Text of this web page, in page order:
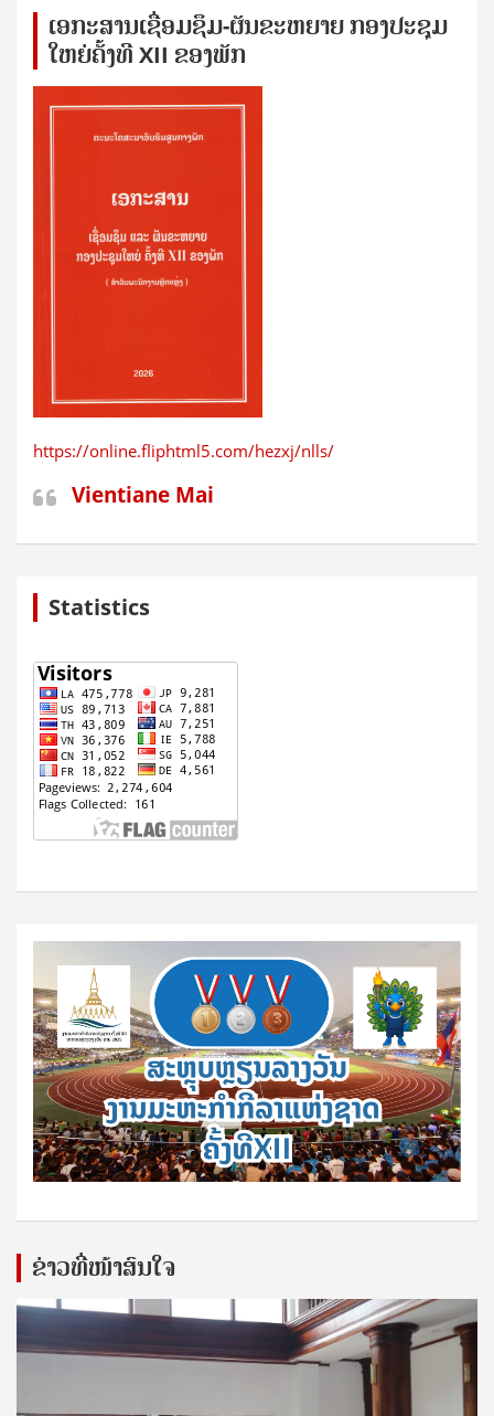
ເອກ​ະ​ສານ​ເຊ​ື່ອມ​ຊ​ຶມ-ຜັນ​ຂະ​ຫ​ຍາຍ ກອງ​ປະ​ຊຸມ​
ໃຫຍ່​ຄັ້ງ​ທີ XII ຂອງ​ພັກ
https://online.fliphtml5.com/hezxj/nlls/
Vientiane Mai
Statistics
ຂ່າວທີ່ໜ້າສົນໃຈ